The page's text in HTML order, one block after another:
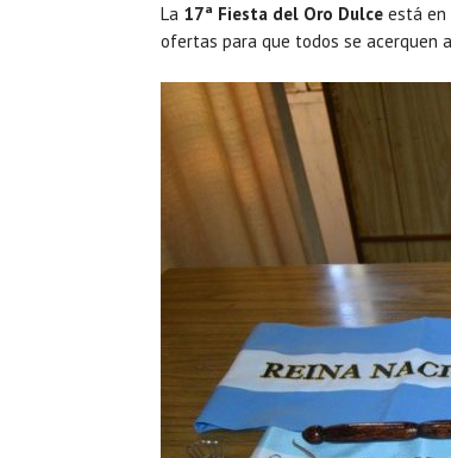
La 17ª Fiesta del Oro Dulce está en
ofertas para que todos se acerquen